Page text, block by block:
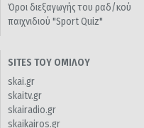
Όροι διεξαγωγής του ραδ/κού
παιχνιδιού "Sport Quiz"
SITES ΤΟΥ ΟΜΙΛΟΥ
skai.gr
skaitv.gr
skairadio.gr
skaikairos.gr